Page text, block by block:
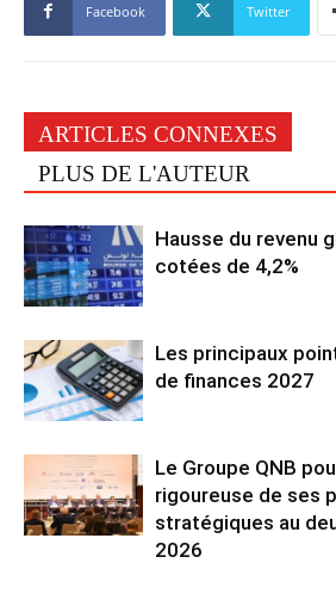
Facebook Twitter
ARTICLES CONNEXES
PLUS DE L'AUTEUR
Hausse du revenu
cotées de 4,2%
Les principaux
de finances 2027
Le Groupe QNB
rigoureuse de ses
stratégiques au
2026